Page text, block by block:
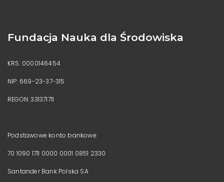
Fundacja Nauka dla Środowiska
KRS: 0000146454
NIP: 669-23-37-315
REGON: 331371711
Podstawowe konto bankowe:
70 1090 1711 0000 0001 0851 2330
Santander Bank Polska SA